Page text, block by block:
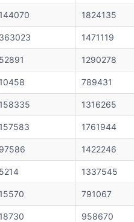
144070 1824135
363023 1471119
52891 1290278
10458 789431
158335 1316265
157583 1761944
97586 1422246
5214 1337545
15570 791067
18730 958670